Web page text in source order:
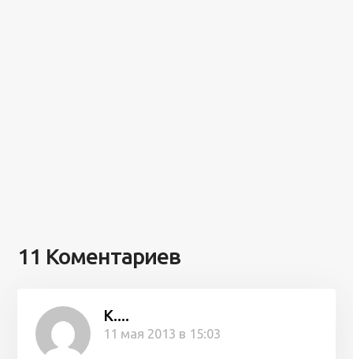
11 Коментариев
К....
11 мая 2013 в 15:03